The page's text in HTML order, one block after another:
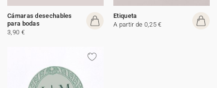
Cámaras desechables
para bodas
3,90 €
Etiqueta
A partir de 0,25 €